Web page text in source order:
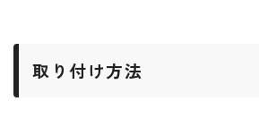
取り付け方法